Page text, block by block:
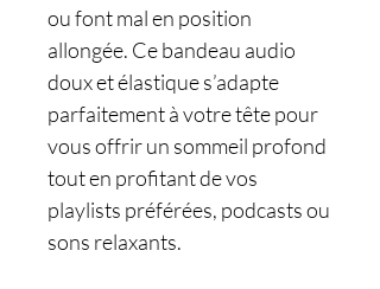
ou font mal en position
allongée. Ce bandeau audio
doux et élastique s’adapte
parfaitement à votre tête pour
vous offrir un sommeil profond
tout en profitant de vos
playlists préférées, podcasts ou
sons relaxants.